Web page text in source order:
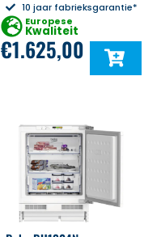
10 jaar fabrieksgarantie*
Europese
Kwaliteit
€1.625,00